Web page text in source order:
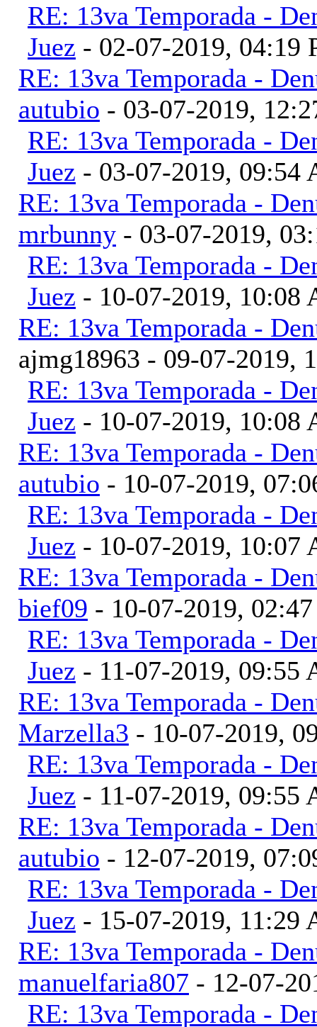
RE: 13va Temporada -
Juez - 02-07-2019, 04:19
RE: 13va Temporada -
autubio - 03-07-2019,
RE: 13va Temporada -
Juez - 03-07-2019, 09:54
RE: 13va Temporada -
mrbunny - 03-07-2019,
RE: 13va Temporada -
Juez - 10-07-2019, 10:08
RE: 13va Temporada -
ajmg18963 - 09-07-2019,
RE: 13va Temporada -
Juez - 10-07-2019, 10:08
RE: 13va Temporada -
autubio - 10-07-2019,
RE: 13va Temporada -
Juez - 10-07-2019, 10:07
RE: 13va Temporada -
bief09 - 10-07-2019,
RE: 13va Temporada -
Juez - 11-07-2019, 09:55
RE: 13va Temporada -
Marzella3 - 10-07-2019,
RE: 13va Temporada -
Juez - 11-07-2019, 09:55
RE: 13va Temporada -
autubio - 12-07-2019,
RE: 13va Temporada -
Juez - 15-07-2019, 11:29
RE: 13va Temporada -
manuelfaria807 - 12-07-
RE: 13va Temporada -